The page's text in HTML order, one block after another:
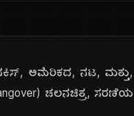
ಅಮೆರಿಕದ, ನಟ, ಮತ್ತು,
ಚಲನಚಿತ್ರ,